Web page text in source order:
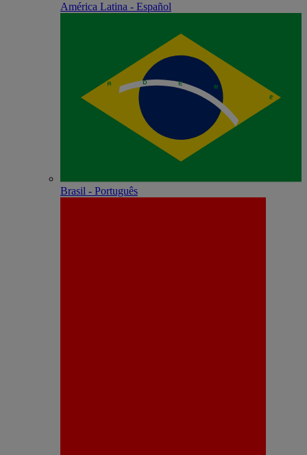
América Latina - Español
Brasil - Português